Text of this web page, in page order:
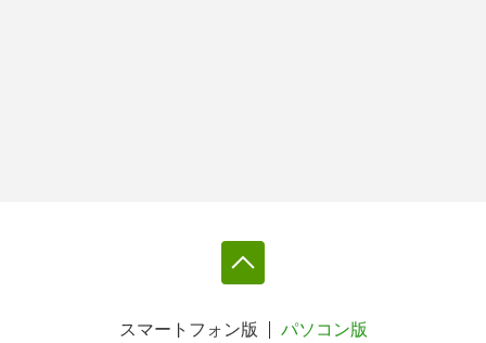
スマートフォン版 パソコン版